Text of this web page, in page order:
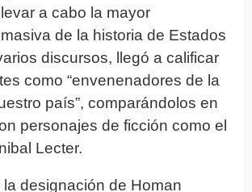
a cabo la mayor
de la historia de Estados
discursos, llegó a calificar
como “envenenadores de la
país”, comparándolos en
personajes de ficción como el
Lecter.
la designación de Homan